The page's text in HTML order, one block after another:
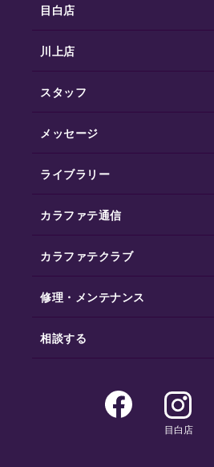
目白店
川上店
スタッフ
メッセージ
ライブラリー
カラファテ通信
カラファテクラブ
修理・メンテナンス
相談する
目白店